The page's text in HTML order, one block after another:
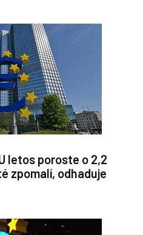
letos poroste o 2,2
zpomalí, odhaduje